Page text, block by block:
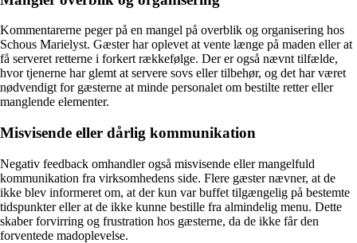
Kommentarerne peger på en mangel på overblik og organisering hos
Schous Marielyst. Gæster har oplevet at vente længe på maden eller at
få serveret retterne i forkert rækkefølge. Der er også nævnt tilfælde,
hvor tjenerne har glemt at servere sovs eller tilbehør, og det har været
nødvendigt for gæsterne at minde personalet om bestilte retter eller
manglende elementer.
Misvisende eller dårlig kommunikation
Negativ feedback omhandler også misvisende eller mangelfuld
kommunikation fra virksomhedens side. Flere gæster nævner, at de
ikke blev informeret om, at der kun var buffet tilgængelig på bestemte
tidspunkter eller at de ikke kunne bestille fra almindelig menu. Dette
skaber forvirring og frustration hos gæsterne, da de ikke får den
forventede madoplevelse.